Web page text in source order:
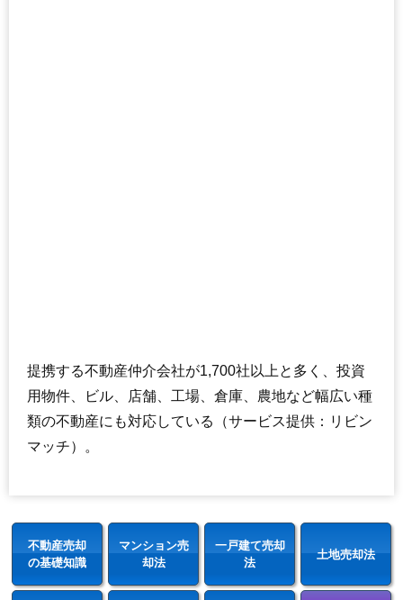
提携する不動産仲介会社が1,700社以上と多く、投資
用物件、ビル、店舗、工場、倉庫、農地など幅広い種
類の不動産にも対応している（サービス提供：リビン
マッチ）。
不動産売却
の基礎知識
マンション売
却法
一戸建て売却
法
土地売却法